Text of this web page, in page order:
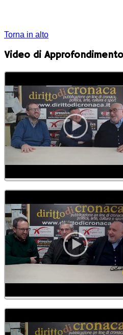
Torna in alto
Video di Approfondimento